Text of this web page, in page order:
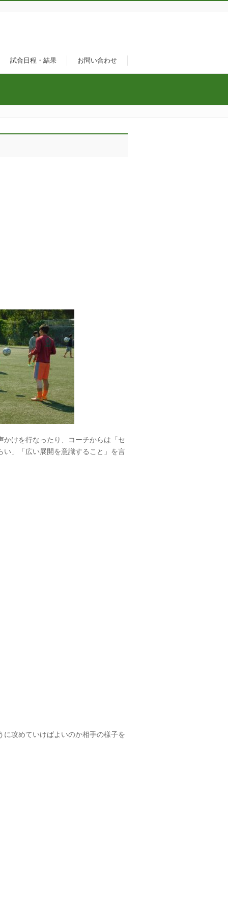
試合日程・結果 お問い合わせ
けを行なったり、コーチからは「セ
い」「広い展開を意識すること」を言
攻めていけばよいのか相手の様子を